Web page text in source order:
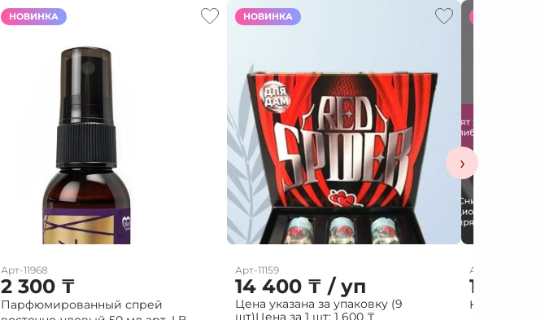
НОВИНКА
Арт-11968
2 300 ₸
Парфюмированный спрей
НОВИНКА
Арт-11159
14 400 ₸ / уп
Цена указана за упаковку (9
шт)Цена за 1 шт: 1 600 ₸
Арт-11927
15 000
Капли жен
›